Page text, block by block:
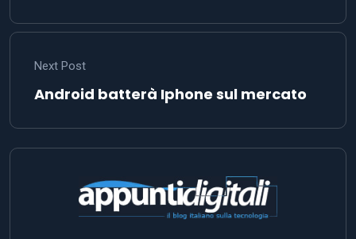
Next Post
Android batterà Iphone sul mercato